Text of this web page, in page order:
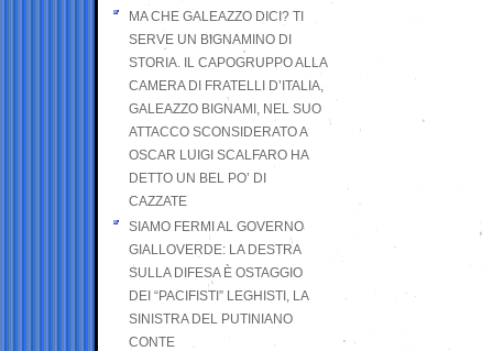
MA CHE GALEAZZO DICI? TI
SERVE UN BIGNAMINO DI
STORIA. IL CAPOGRUPPO ALLA
CAMERA DI FRATELLI D’ITALIA,
GALEAZZO BIGNAMI, NEL SUO
ATTACCO SCONSIDERATO A
OSCAR LUIGI SCALFARO HA
DETTO UN BEL PO’ DI
CAZZATE
SIAMO FERMI AL GOVERNO
GIALLOVERDE: LA DESTRA
SULLA DIFESA È OSTAGGIO
DEI “PACIFISTI” LEGHISTI, LA
SINISTRA DEL PUTINIANO
CONTE